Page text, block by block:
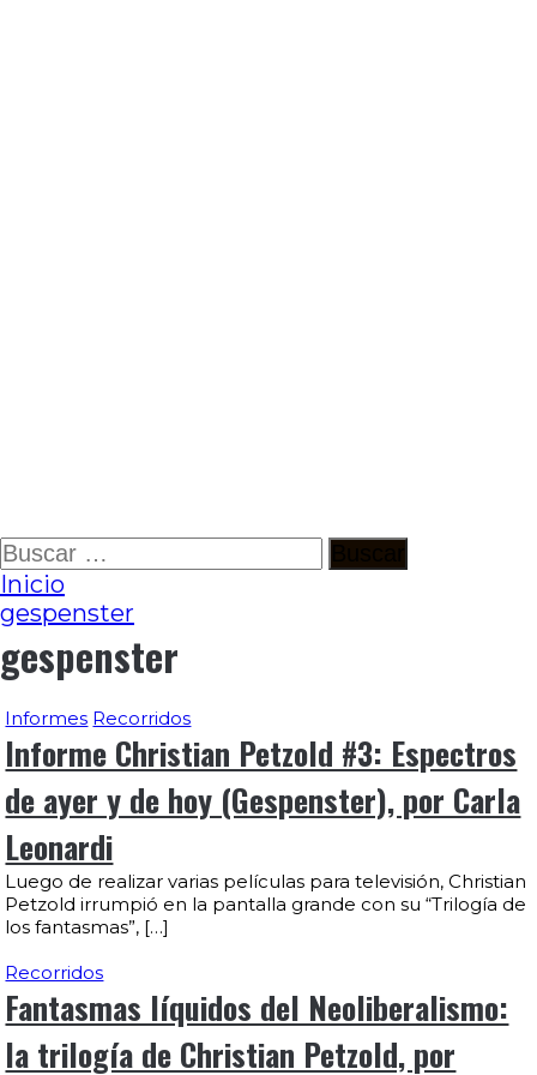
Ir
al
contenido
Buscar:
Inicio
gespenster
gespenster
Informes Recorridos
Informe Christian Petzold #3: Espectros
de ayer y de hoy (Gespenster), por Carla
Leonardi
Luego de realizar varias películas para televisión, Christian
Petzold irrumpió en la pantalla grande con su “Trilogía de
los fantasmas”, […]
Recorridos
Fantasmas líquidos del Neoliberalismo:
la trilogía de Christian Petzold, por